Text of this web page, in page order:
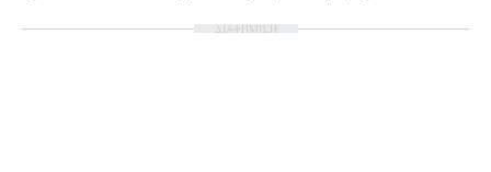
ΔΙΑΦΗΜΙΣΗ